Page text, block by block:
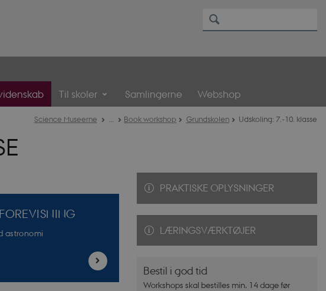
Til skoler Samlingerne Webshop
Science Museerne Book workshop Grundskolen Udskoling: 7.-10. klasse
astronomi
PRAKTISKE OPLYSNINGER
LÆRINGSVÆRKTØJER
Bestil i god tid
Workshops skal bestilles min. 14 dage før